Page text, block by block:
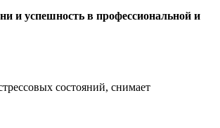
и успешность в профессиональной и
состояний, снимает